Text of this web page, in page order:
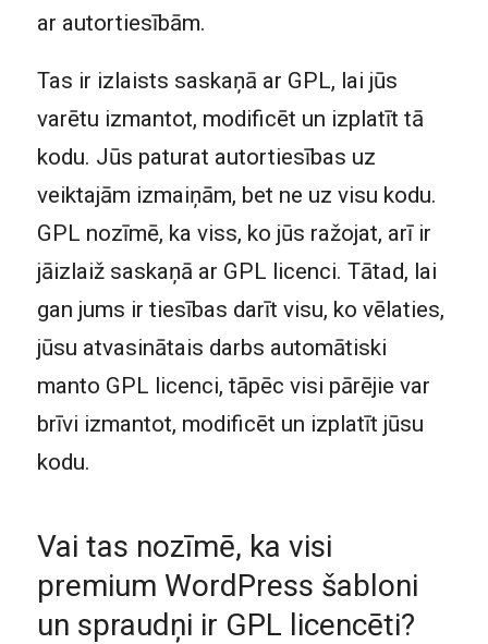
ar autortiesībām.
Tas ir izlaists saskaņā ar GPL, lai jūs
varētu izmantot, modificēt un izplatīt tā
kodu. Jūs paturat autortiesības uz
veiktajām izmaiņām, bet ne uz visu kodu.
GPL nozīmē, ka viss, ko jūs ražojat, arī ir
jāizlaiž saskaņā ar GPL licenci. Tātad, lai
gan jums ir tiesības darīt visu, ko vēlaties,
jūsu atvasinātais darbs automātiski
manto GPL licenci, tāpēc visi pārējie var
brīvi izmantot, modificēt un izplatīt jūsu
kodu.
Vai tas nozīmē, ka visi
premium WordPress šabloni
un spraudņi ir GPL licencēti?